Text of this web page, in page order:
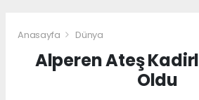
Anasayfa Dünya
Alperen Ateş
Oldu